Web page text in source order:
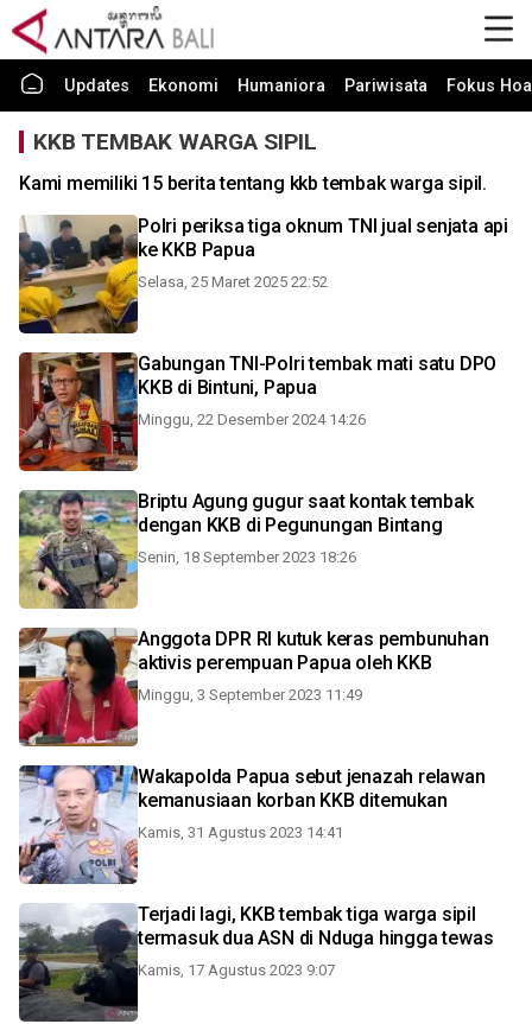
Updates Ekonomi Humaniora Pariwisata Fokus
KKB TEMBAK WARGA SIPIL
Kami memiliki 15 berita tentang kkb tembak warga sipil.
Polri periksa tiga oknum TNI jual senjata api
ke KKB Papua
Selasa, 25 Maret 2025 22:52
Gabungan TNI-Polri tembak mati satu DPO
KKB di Bintuni, Papua
Minggu, 22 Desember 2024 14:26
Briptu Agung gugur saat kontak tembak
dengan KKB di Pegunungan Bintang
Senin, 18 September 2023 18:26
Anggota DPR RI kutuk keras pembunuhan
aktivis perempuan Papua oleh KKB
Minggu, 3 September 2023 11:49
Wakapolda Papua sebut jenazah relawan
kemanusiaan korban KKB ditemukan
Kamis, 31 Agustus 2023 14:41
Terjadi lagi, KKB tembak tiga warga sipil
termasuk dua ASN di Nduga hingga tewas
Kamis, 17 Agustus 2023 9:07